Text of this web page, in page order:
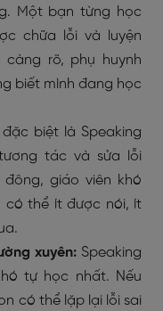
Một bạn từng học
chữa lỗi và luyện
rõ, phụ huynh
biết mình đang học
đặc biệt là Speaking
tác và sửa lỗi
giáo viên khó
có thể ít được nói, ít
xuyên: Speaking
tự học nhất. Nếu
có thể lặp lại lỗi sai